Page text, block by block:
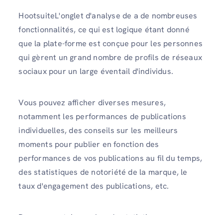
HootsuiteL'onglet d'analyse de a de nombreuses
fonctionnalités, ce qui est logique étant donné
que la plate-forme est conçue pour les personnes
qui gèrent un grand nombre de profils de réseaux
sociaux pour un large éventail d'individus.
Vous pouvez afficher diverses mesures,
notamment les performances de publications
individuelles, des conseils sur les meilleurs
moments pour publier en fonction des
performances de vos publications au fil du temps,
des statistiques de notoriété de la marque, le
taux d'engagement des publications, etc.